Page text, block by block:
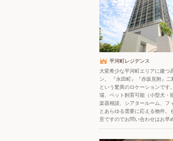
平河町レジデンス
大変希少な平河町エリアに建つ
ン。 『永田町』『赤坂見附』
という驚異のロケーションです
場、ペット飼育可能（小型犬・
楽器相談、シアタールーム、フ
とあらゆる需要に応える物件。
至ですのでお問い合わせはお早